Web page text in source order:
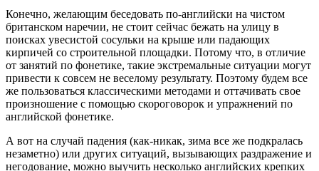
Конечно, желающим беседовать по-английски на чистом
британском наречии, не стоит сейчас бежать на улицу в
поисках увесистой сосульки на крыше или падающих
кирпичей со строительной площадки. Потому что, в отличие
от занятий по фонетике, такие экстремальные ситуации могут
привести к совсем не веселому результату. Поэтому будем все
же пользоваться классическими методами и оттачивать свое
произношение с помощью скороговорок и упражнений по
английской фонетике.
А вот на случай падения (как-никак, зима все же подкралась
незаметно) или других ситуаций, вызывающих раздражение и
негодование, можно выучить несколько английских крепких